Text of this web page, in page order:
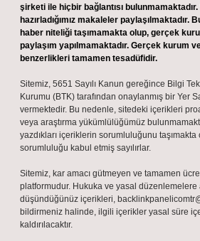
şirketi ile hiçbir bağlantısı
hazırladığımız makaleler
haber niteliği taşımamakta olup, gerçek
paylaşım yapılmamaktadır. Gerçek kurum
benzerlikleri tamamen tesadüfidir.
Sitemiz, 5651 Sayılı Kanun gereğince Bilgi
Kurumu (BTK) tarafından onaylanmış bir Yer
vermektedir. Bu nedenle, sitedeki içerikleri
veya araştırma yükümlülüğümüz
yazdıkları içeriklerin sorumluluğunu
sorumluluğu kabul etmiş sayılırlar.
Sitemiz, kar amacı gütmeyen ve tamamen
platformudur. Hukuka ve yasal düzenlemelere
düşündüğünüz içerikleri,
bildirmeniz halinde, ilgili içerikler yasal süre
kaldırılacaktır.